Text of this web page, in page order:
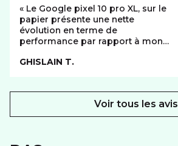
Le Google pixel 10 pro XL, sur le
papier présente une nette
évolution en terme de
performance par rapport à mon
le transfert des données via le wifi
grandement la tâche. Par contre, le
gros reproche, c'est la manière
dont s'est présenté l'achat chez
GHISLAIN T.
Voir tous les avis